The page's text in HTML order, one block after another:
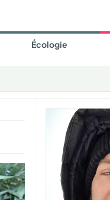
Écologie